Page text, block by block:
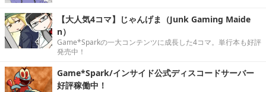
【大人気4コマ】じゃんげま（Junk Gaming Maide
n）
Game*Sparkの一大コンテンツに成長した4コマ。単行本も好評
発売中！
Game*Spark/インサイド公式ディスコードサーバー
好評稼働中！